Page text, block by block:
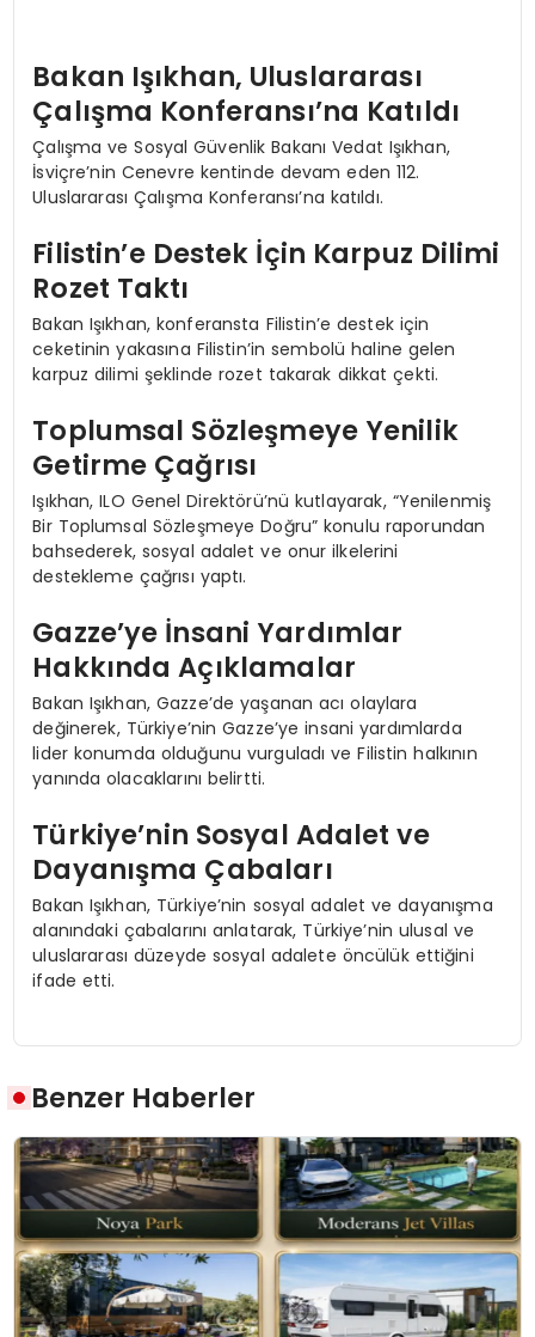
Bakan Işıkhan, Uluslararası
Çalışma Konferansı’na Katıldı
Çalışma ve Sosyal Güvenlik Bakanı Vedat Işıkhan,
İsviçre’nin Cenevre kentinde devam eden 112.
Uluslararası Çalışma Konferansı’na katıldı.
Filistin’e Destek İçin Karpuz Dilimi
Rozet Taktı
Bakan Işıkhan, konferansta Filistin’e destek için
ceketinin yakasına Filistin’in sembolü haline gelen
karpuz dilimi şeklinde rozet takarak dikkat çekti.
Toplumsal Sözleşmeye Yenilik
Getirme Çağrısı
Işıkhan, ILO Genel Direktörü’nü kutlayarak, “Yenilenmiş
Bir Toplumsal Sözleşmeye Doğru” konulu raporundan
bahsederek, sosyal adalet ve onur ilkelerini
destekleme çağrısı yaptı.
Gazze’ye İnsani Yardımlar
Hakkında Açıklamalar
Bakan Işıkhan, Gazze’de yaşanan acı olaylara
değinerek, Türkiye’nin Gazze’ye insani yardımlarda
lider konumda olduğunu vurguladı ve Filistin halkının
yanında olacaklarını belirtti.
Türkiye’nin Sosyal Adalet ve
Dayanışma Çabaları
Bakan Işıkhan, Türkiye’nin sosyal adalet ve dayanışma
alanındaki çabalarını anlatarak, Türkiye’nin ulusal ve
uluslararası düzeyde sosyal adalete öncülük ettiğini
ifade etti.
Benzer Haberler